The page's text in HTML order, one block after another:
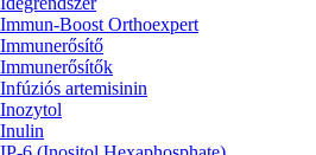
Immun-Boost Orthoexpert
Immunerősítő
Immunerősítők
Infúziós artemisinin
Inozytol
Inulin